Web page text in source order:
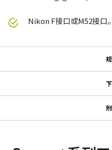
Nikon F接口或M52接口。
Datasheet - SW-4000T-SFP
连接器